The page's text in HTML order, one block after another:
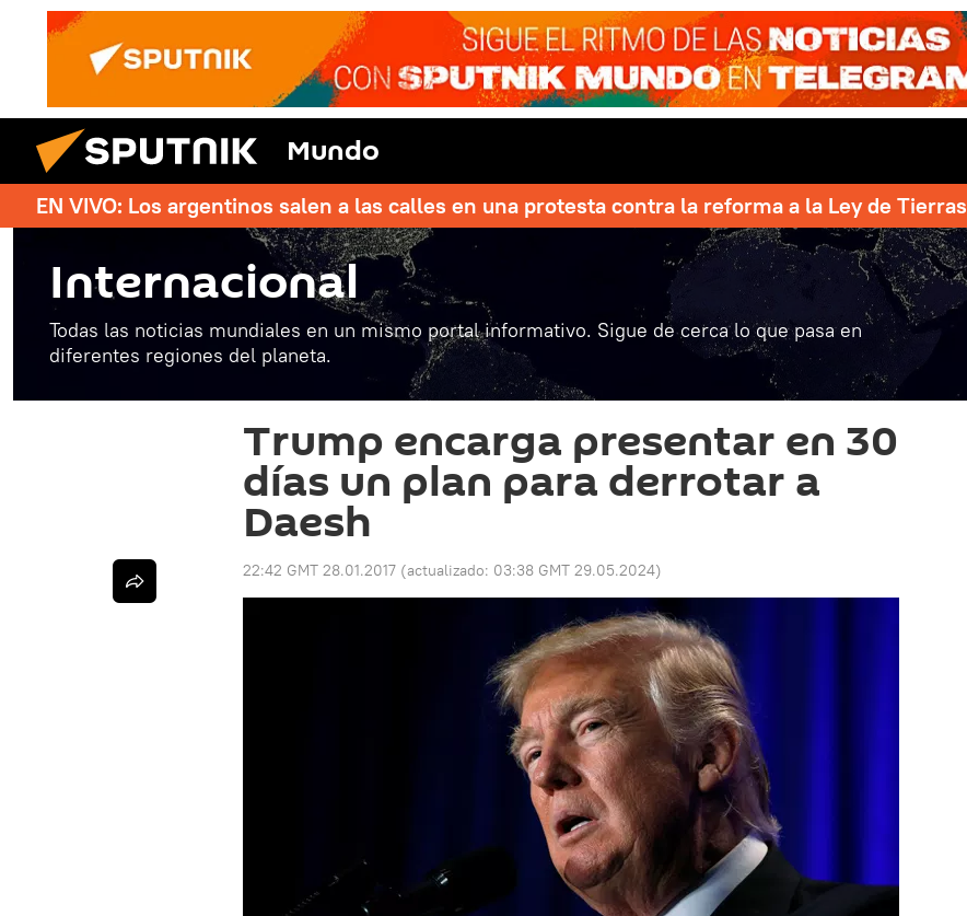
Mundo
EN VIVO: Los argentinos salen a las calles en una protesta contra la reforma a la Ley de Tierras
Internacional
Todas las noticias mundiales en un mismo portal informativo. Sigue de cerca lo que pasa en
diferentes regiones del planeta.
Trump encarga presentar en 30
días un plan para derrotar a
Daesh
22:42 GMT 28.01.2017 (actualizado: 03:38 GMT 29.05.2024)